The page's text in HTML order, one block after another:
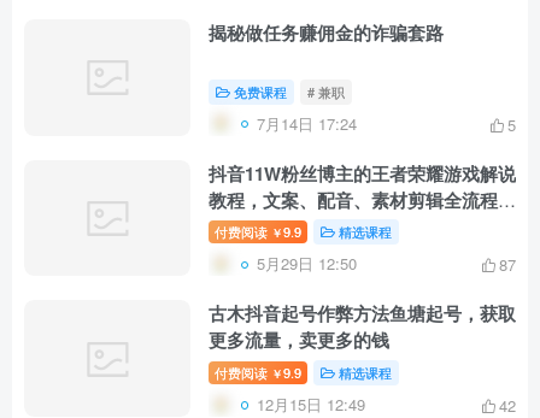
揭秘做任务赚佣金的诈骗套路
免费课程 # 兼职
7月14日 17:24 5
抖音11W粉丝博主的王者荣耀游戏解说
教程，文案、配音、素材剪辑全流程，
解锁伙伴计划+精选独家收益，日入
1k+
付费阅读 ￥9.9 精选课程
5月29日 12:50 87
古木抖音起号作弊方法鱼塘起号，获取
更多流量，卖更多的钱
付费阅读 ￥9.9 精选课程
12月15日 12:49 42